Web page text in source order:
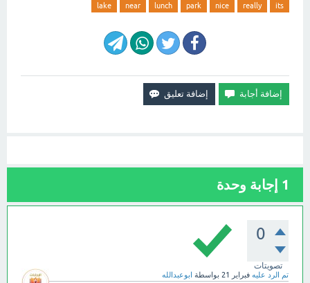
its
really
nice
park
lunch
near
lake
1 إجابة وحدة
0
تصويتات
تم الرد عليه فبراير 21 بواسطة ابوعبدالله